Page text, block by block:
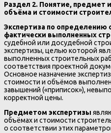
Раздел 2. Понятие, предмет
объёма и стоимости
Экспертиза по определению
фактически выполненных
судебной или досудебной
экспертизы, целью которой
выполненных строительных
соответствия проектной
Основное назначение
стоимости и объёмов
завышений («приписок»),
корректной цены.
Предметом экспертизы
объёмах и стоимости
о соответствии этих